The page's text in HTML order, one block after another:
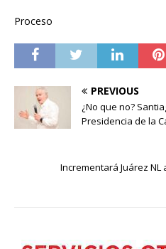
Proceso
PREVIOUS
¿No que no?
Presidencia de la
Incrementará Juárez